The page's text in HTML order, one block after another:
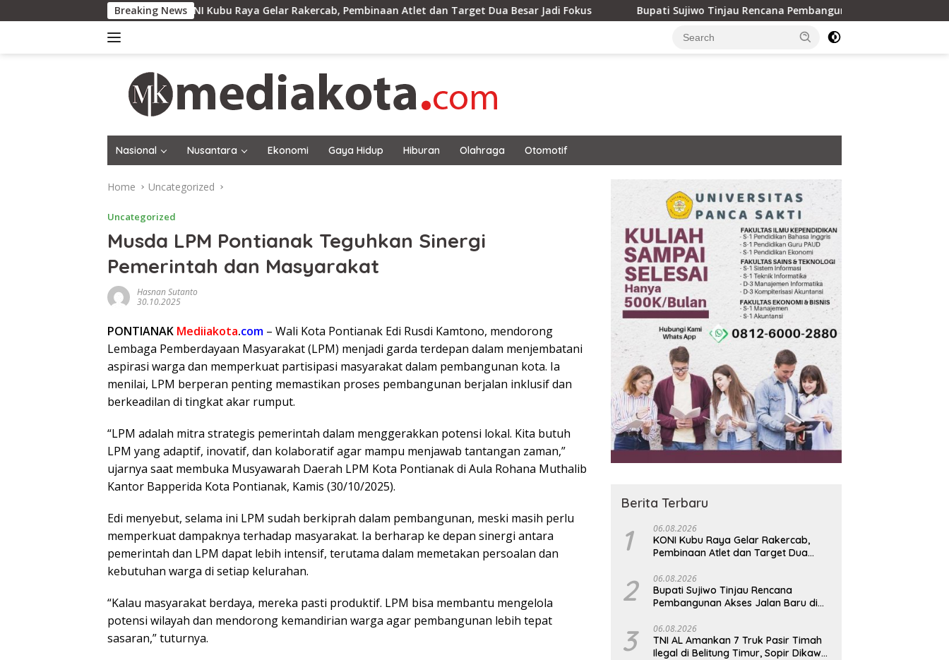
to
Breaking News
KONI Kubu Raya Gelar Rakercab, Pembinaan Atlet dan Target Dua Besar Jadi Fokus Bupati Sujiwo Tinjau Rencana Pembangunan Akses Jalan Baru di Desa Kapur
Nasional Nusantara Ekonomi Gaya Hidup Hiburan Olahraga Otomotif
Home Uncategorized
Uncategorized
Musda LPM Pontianak Teguhkan Sinergi
Pemerintah dan Masyarakat
Hasnan Sutanto
30.10.2025
PONTIANAK Mediiakota.com – Wali Kota Pontianak Edi Rusdi Kamtono, mendorong
Lembaga Pemberdayaan Masyarakat (LPM) menjadi garda terdepan dalam menjembatani
aspirasi warga dan memperkuat partisipasi masyarakat dalam pembangunan kota. Ia
menilai, LPM berperan penting memastikan proses pembangunan berjalan inklusif dan
berkeadilan di tingkat akar rumput.
“LPM adalah mitra strategis pemerintah dalam menggerakkan potensi lokal. Kita butuh
LPM yang adaptif, inovatif, dan kolaboratif agar mampu menjawab tantangan zaman,”
ujarnya saat membuka Musyawarah Daerah LPM Kota Pontianak di Aula Rohana Muthalib
Kantor Bapperida Kota Pontianak, Kamis (30/10/2025).
Edi menyebut, selama ini LPM sudah berkiprah dalam pembangunan, meski masih perlu
memperkuat dampaknya terhadap masyarakat. Ia berharap ke depan sinergi antara
pemerintah dan LPM dapat lebih intensif, terutama dalam memetakan persoalan dan
kebutuhan warga di setiap kelurahan.
“Kalau masyarakat berdaya, mereka pasti produktif. LPM bisa membantu mengelola
potensi wilayah dan mendorong kemandirian warga agar pembangunan lebih tepat
sasaran,” tuturnya.
Berita Terbaru
1 06.08.2026
KONI Kubu Raya Gelar Rakercab,
Pembinaan Atlet dan Target Dua
2 06.08.2026
Bupati Sujiwo Tinjau Rencana
Pembangunan Akses Jalan Baru di
3 06.08.2026
TNI AL Amankan 7 Truk Pasir Timah
Ilegal di Belitung Timur, Sopir Dikawal